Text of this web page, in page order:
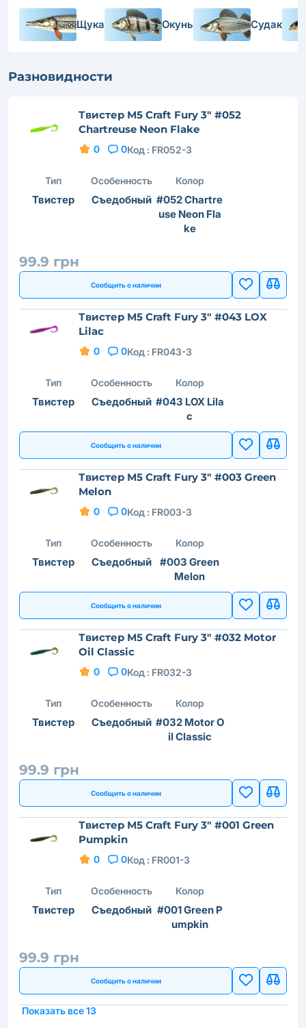
Щука Окунь Судак
Разновидности
Твистер M5 Craft Fury 3" #052
Chartreuse Neon Flake
0 0Код : FR052-3
Тип
Твистер
Особенность
Съедобный
Колор
#052 Chartre
use Neon Fla
ke
99.9 грн
Сообщить о наличии
Твистер M5 Craft Fury 3" #043 LOX
Lilac
0 0Код : FR043-3
Тип
Твистер
Особенность
Съедобный
Колор
#043 LOX Lila
c
Сообщить о наличии
Твистер M5 Craft Fury 3" #003 Green
Melon
0 0Код : FR003-3
Тип
Твистер
Особенность
Съедобный
Колор
#003 Green
Melon
Сообщить о наличии
Твистер M5 Craft Fury 3" #032 Motor
Oil Classic
0 0Код : FR032-3
Тип
Твистер
Особенность
Съедобный
Колор
#032 Motor O
il Classic
99.9 грн
Сообщить о наличии
Твистер M5 Craft Fury 3" #001 Green
Pumpkin
0 0Код : FR001-3
Тип
Твистер
Особенность
Съедобный
Колор
#001 Green P
umpkin
99.9 грн
Сообщить о наличии
Показать все 13